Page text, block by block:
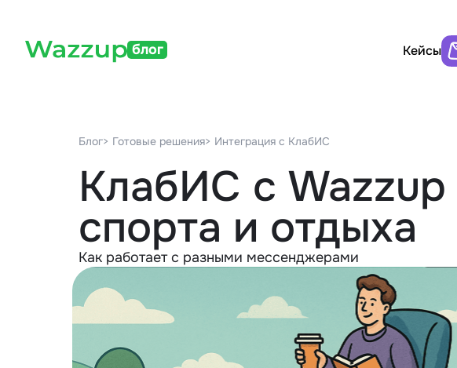
блог Кейсы
Блог> Готовые решения> Интеграция с КлабИС
КлабИС с
спорта и отдыха
Как работает с разными мессенджерами